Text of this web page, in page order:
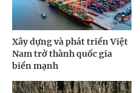
Xây dựng và phát triển Việt
Nam trở thành quốc gia
biển mạnh